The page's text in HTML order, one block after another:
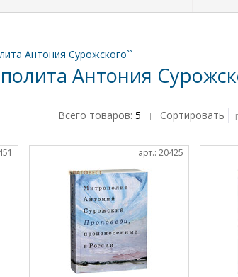
Антония Сурожского``
Антония
Всего товаров: 5 | Сортировать
арт.: 20425